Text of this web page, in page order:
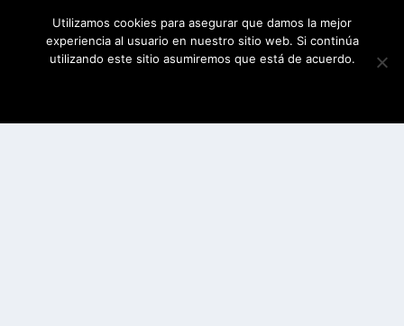
Utilizamos cookies para asegurar que damos la mejor
experiencia al usuario en nuestro sitio web. Si continúa
utilizando este sitio asumiremos que está de acuerdo.